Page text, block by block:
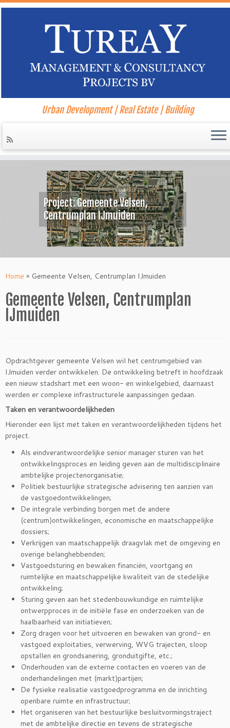
Urban Development | Real Estate | Building
Home » Gemeente Velsen, Centrumplan IJmuiden
Gemeente Velsen, Centrumplan
IJmuiden
Opdrachtgever gemeente Velsen wil het centrumgebied van
IJmuiden verder ontwikkelen. De ontwikkeling betreft in hoofdzaak
een nieuw stadshart met een woon- en winkelgebied, daarnaast
werden er complexe infrastructurele aanpassingen gedaan.
Taken en verantwoordelijkheden
Hieronder een lijst met taken en verantwoordelijkheden tijdens het
project.
Als eindverantwoordelijke senior manager sturen van het
ontwikkelingsproces en leiding geven aan de multidisciplinaire
ambtelijke projectenorganisatie;
Politiek bestuurlijke strategische advisering ten aanzien van
de vastgoedontwikkelingen;
De integrale verbinding borgen met de andere
(centrum)ontwikkelingen, economische en maatschappelijke
dossiers;
Verkrijgen van maatschappelijk draagvlak met de omgeving en
overige belanghebbenden;
Vastgoedsturing en bewaken financiën, voortgang en
ruimtelijke en maatschappelijke kwaliteit van de stedelijke
ontwikkeling;
Sturing geven aan het stedenbouwkundige en ruimtelijke
ontwerpproces in de initiële fase en onderzoeken van de
haalbaarheid van initiatieven;
Zorg dragen voor het uitvoeren en bewaken van grond- en
vastgoed exploitaties, verwerving, WVG trajecten, sloop
opstallen en grondsanering, gronduitgifte, etc.;
Onderhouden van de externe contacten en voeren van de
onderhandelingen met (markt)partijen;
De fysieke realisatie vastgoedprogramma en de inrichting
openbare ruimte en infrastructuur;
Het organiseren van het bestuurlijke besluitvormingstraject
met de ambtelijke directie en tevens de strategische